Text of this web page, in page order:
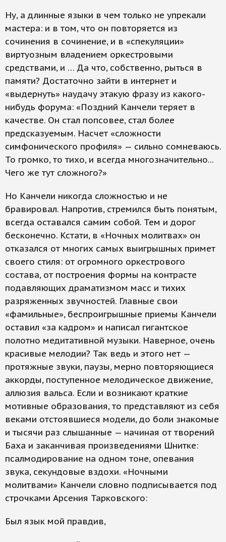
Ну, а длинные языки в чем только не упрекали
мастера: и в том, что он повторяется из
сочинения в сочинение, и в «спекуляции»
виртуозным владением оркестровыми
средствами, и … Да что, собственно, рыться в
памяти? Достаточно зайти в интернет и
«выдернуть» наудачу этакую фразу из какого-
нибудь форума: «Поздний Канчели теряет в
качестве. Он стал попсовее, стал более
предсказуемым. Насчет «сложности
симфонического профиля» — сильно сомневаюсь.
То громко, то тихо, и всегда многозначительно...
Чего же тут сложного?»
Но Канчели никогда сложностью и не
бравировал. Напротив, стремился быть понятым,
всегда оставался самим собой. Тем и дорог
бесконечно. Кстати, в «Ночных молитвах» он
отказался от многих самых выигрышных примет
своего стиля: от огромного оркестрового
состава, от построения формы на контрасте
подавляющих драматизмом масс и тихих
разряженных звучностей. Главные свои
«фамильные», беспроигрышные приемы Канчели
оставил «за кадром» и написал гигантское
полотно медитативной музыки. Наверное, очень
красивые мелодии? Так ведь и этого нет —
протяжные звуки, паузы, мерно повторяющиеся
аккорды, поступенное мелодическое движение,
аллюзия вальса. Если и возникают краткие
мотивные образования, то представляют из себя
веками отстоявшиеся модели, до боли знакомые
и тысячи раз слышанные — начиная от творений
Баха и заканчивая произведениями Шнитке:
псалмодирование на одном тоне, опевания
звука, секундовые вздохи. «Ночными
молитвами» Канчели словно подписывается под
строчками Арсения Тарковского:
Был язык мой правдив,